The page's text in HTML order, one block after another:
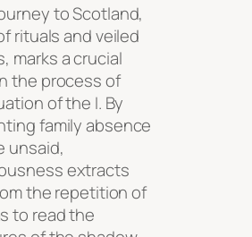
to Scotland,
rituals and veiled
marks a crucial
the process of
of the I. By
family absence
unsaid,
extracts
the repetition of
to read the